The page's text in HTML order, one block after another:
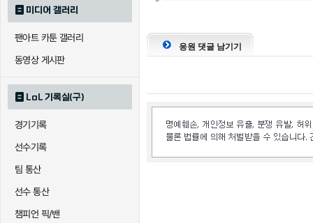
미디어 갤러리
팬아트 카툰 갤러리
동영상 게시판
LoL 기록실(구)
경기기록
선수기록
팀 통산
선수 통산
챔피언 픽/밴
응원 댓글 남기기